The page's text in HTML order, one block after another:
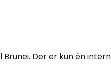
Der er kun én